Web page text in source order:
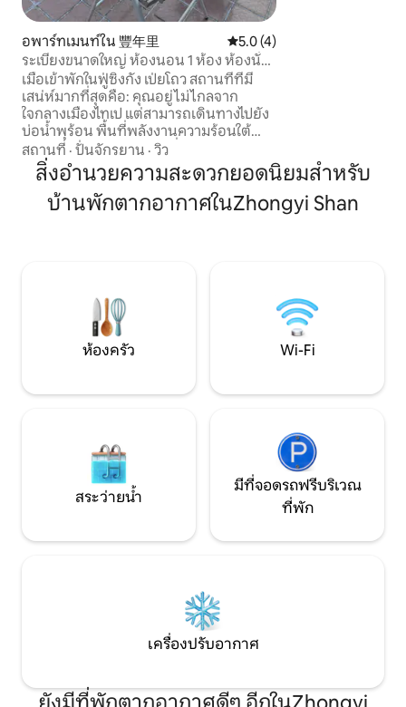
อพาร์ทเมนท์ใน 豐年里 คะแนนเฉลี่ย 5.0 จาก 5, 4 รีวิว
5.0 (4)
ระเบียงขนาดใหญ่ ห้องนอน 1 ห้อง ห้องนั่ง
เล่น 1 ห้อง เช็กอินด้วยตนเอง ใช้ห้องครัว
รวมกัน และมีบริการซักรีด สถานีรถไฟฟ้า
Fuxinggang ระเบียง ห้องครัว เครื่องซักผ้า
เมื่อเข้าพักในฟู่ซิงกัง เป่ยโถว สถานที่ที่มี
เสน่ห์มากที่สุดคือ: คุณอยู่ไม่ไกลจาก
ใจกลางเมืองไทเป แต่สามารถเดินทางไปยัง
บ่อน้ำพุร้อน พื้นที่พลังงานความร้อนใต้
พิภพ วิวภูเขา และวิถีชีวิตที่ไม่เร่งรีบได้อย่าง
รวดเร็ว ในช่วงกลางวัน คุณสามารถเยี่ยมชม
พิพิธภัณฑ์บ่อน้ำพุร้อนเป่ยโถ่ว หุบเขา
Geothermal Valley และหุบเขา Sulfur
Valley เพื่อสัมผัสภูมิประเทศภูเขาไฟที่เป็น
วัน เพื่อให้การเดินทางของคุณเป็นมากกว่า
การถ่ายรูป มันจะเป็นการเดินทางที่มีเรื่อง
ต้องการพักผ่อนและผ่อนคลาย เพลิดเพลิน
เรียนรู้ของพ่อแม่และลูก หรือสัมผัสอีกมุม
สถานที่ · ปั่นจักรยาน · วิว
หลังให้คุณใช้ห้อง
พร้อมทีวีจอแอลซี
ลิกซ์ในห้องนั่งเล่น
โซฟาเคบินสำหรับ
สิ่งอำนวยความสะดวกยอดนิยมสำหรับ
บ้านพักตากอากาศในZhongyi Shan
ห้องครัว Wi-Fi
สระว่ายน้ำ
มีที่จอดรถฟรีบริเวณ
ที่พัก
เครื่องปรับอากาศ